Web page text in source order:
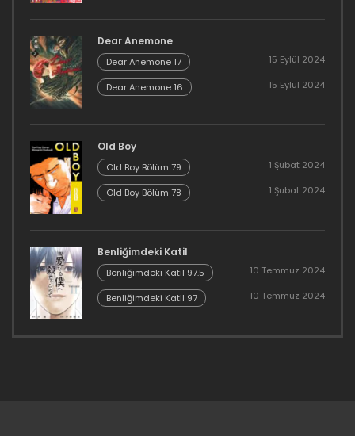
Dear Anemone
Dear Anemone 17 15 Eylül 2024
Dear Anemone 16 15 Eylül 2024
Old Boy
Old Boy Bölüm 79 1 Şubat 2024
Old Boy Bölüm 78 1 Şubat 2024
Benliğimdeki Katil
Benliğimdeki Katil 97.5 10 Temmuz 2024
Benliğimdeki Katil 97 10 Temmuz 2024